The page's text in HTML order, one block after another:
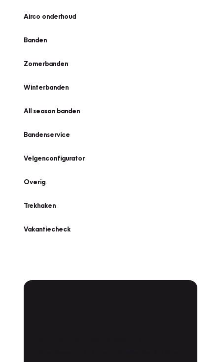
Airco onderhoud
Banden
Zomerbanden
Winterbanden
All season banden
Bandenservice
Velgenconfigurator
Overig
Trekhaken
Vakantiecheck